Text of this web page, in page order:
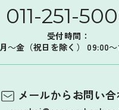
011-251-
受付時間：
月～金（祝日を除く） 09:00～
メールからお問い